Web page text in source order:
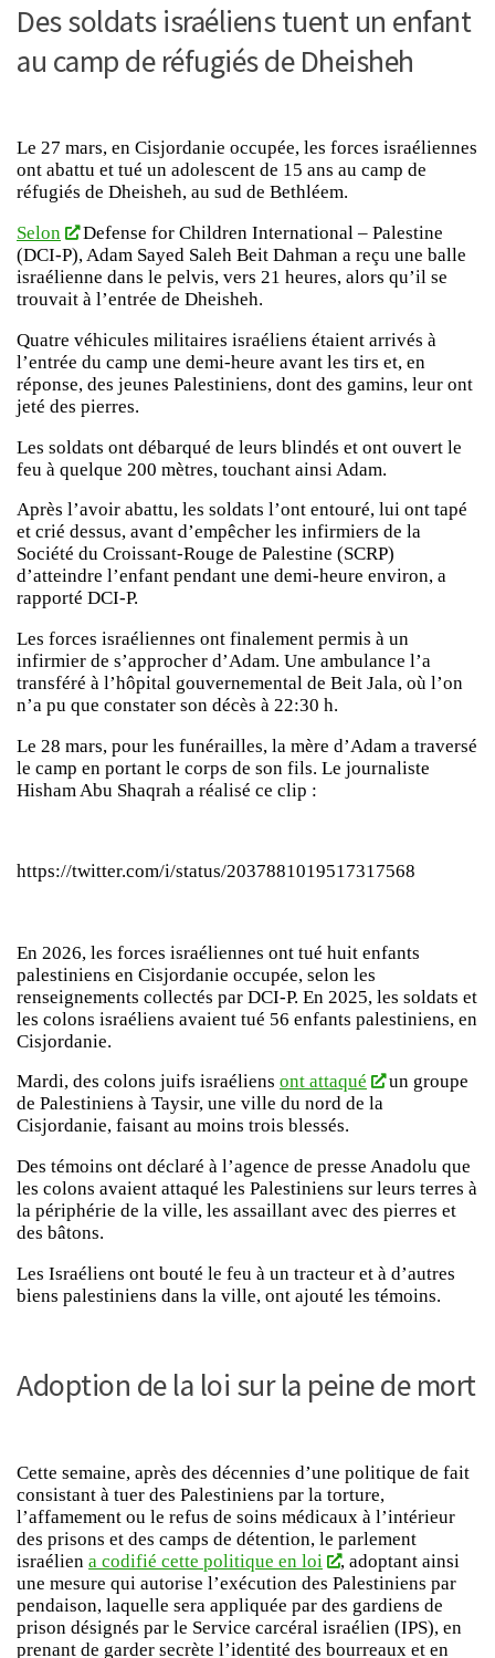
Des soldats israéliens tuent un enfant
au camp de réfugiés de Dheisheh
Le 27 mars, en Cisjordanie occupée, les forces israéliennes
ont abattu et tué un adolescent de 15 ans au camp de
réfugiés de Dheisheh, au sud de Bethléem.
Selon
Defense for Children International – Palestine
(DCI-P), Adam Sayed Saleh Beit Dahman a reçu une balle
israélienne dans le pelvis, vers 21 heures, alors qu’il se
trouvait à l’entrée de Dheisheh.
Quatre véhicules militaires israéliens étaient arrivés à
l’entrée du camp une demi-heure avant les tirs et, en
réponse, des jeunes Palestiniens, dont des gamins, leur ont
jeté des pierres.
Les soldats ont débarqué de leurs blindés et ont ouvert le
feu à quelque 200 mètres, touchant ainsi Adam.
Après l’avoir abattu, les soldats l’ont entouré, lui ont tapé
et crié dessus, avant d’empêcher les infirmiers de la
Société du Croissant-Rouge de Palestine (SCRP)
d’atteindre l’enfant pendant une demi-heure environ, a
rapporté DCI-P.
Les forces israéliennes ont finalement permis à un
infirmier de s’approcher d’Adam. Une ambulance l’a
transféré à l’hôpital gouvernemental de Beit Jala, où l’on
n’a pu que constater son décès à 22:30 h.
Le 28 mars, pour les funérailles, la mère d’Adam a traversé
le camp en portant le corps de son fils. Le journaliste
Hisham Abu Shaqrah a réalisé ce clip :
https://twitter.com/i/status/2037881019517317568
En 2026, les forces israéliennes ont tué huit enfants
palestiniens en Cisjordanie occupée, selon les
renseignements collectés par DCI-P. En 2025, les soldats et
les colons israéliens avaient tué 56 enfants palestiniens, en
Cisjordanie.
Mardi, des colons juifs israéliens ont attaqué
un groupe
de Palestiniens à Taysir, une ville du nord de la
Cisjordanie, faisant au moins trois blessés.
Des témoins ont déclaré à l’agence de presse Anadolu que
les colons avaient attaqué les Palestiniens sur leurs terres à
la périphérie de la ville, les assaillant avec des pierres et
des bâtons.
Les Israéliens ont bouté le feu à un tracteur et à d’autres
biens palestiniens dans la ville, ont ajouté les témoins.
Adoption de la loi sur la peine de mort
Cette semaine, après des décennies d’une politique de fait
consistant à tuer des Palestiniens par la torture,
l’affamement ou le refus de soins médicaux à l’intérieur
des prisons et des camps de détention, le parlement
israélien a codifié cette politique en loi
, adoptant ainsi
une mesure qui autorise l’exécution des Palestiniens par
pendaison, laquelle sera appliquée par des gardiens de
prison désignés par le Service carcéral israélien (IPS), en
prenant de garder secrète l’identité des bourreaux et en